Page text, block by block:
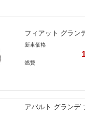
フィアット グラン
新車価格
燃費
アバルト グランデ